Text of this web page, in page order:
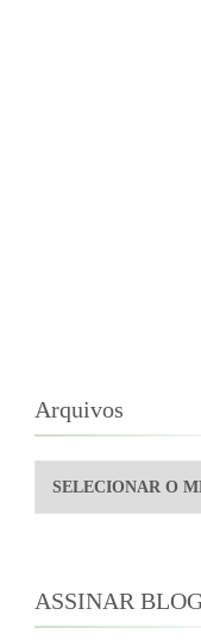
Arquivos
Arquivos
ASSINAR